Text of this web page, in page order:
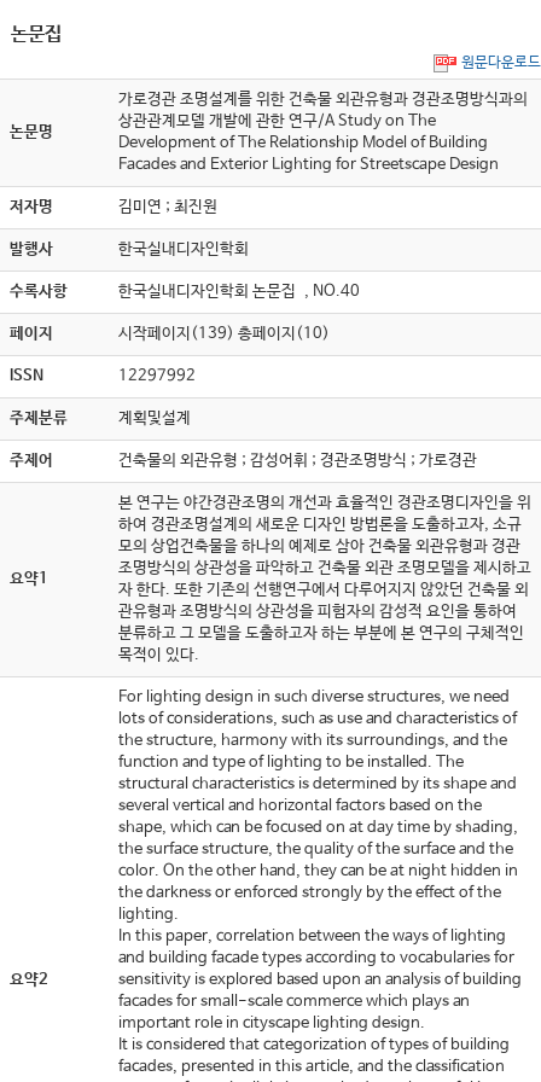
논문집
원문다운로드
논문명
가로경관 조명설계를 위한 건축물 외관유형과 경관조명방식과의
상관관계모델 개발에 관한 연구/A Study on The
Development of The Relationship Model of Building
Facades and Exterior Lighting for Streetscape Design
저자명 김미연 ; 최진원
발행사 한국실내디자인학회
수록사항 한국실내디자인학회 논문집 , NO.40
페이지 시작페이지(139) 총페이지(10)
ISSN 12297992
주제분류 계획및설계
주제어 건축물의 외관유형 ; 감성어휘 ; 경관조명방식 ; 가로경관
요약1
본 연구는 야간경관조명의 개선과 효율적인 경관조명디자인을 위
하여 경관조명설계의 새로운 디자인 방법론을 도출하고자, 소규
모의 상업건축물을 하나의 예제로 삼아 건축물 외관유형과 경관
조명방식의 상관성을 파악하고 건축물 외관 조명모델을 제시하고
자 한다. 또한 기존의 선행연구에서 다루어지지 않았던 건축물 외
관유형과 조명방식의 상관성을 피험자의 감성적 요인을 통하여
분류하고 그 모델을 도출하고자 하는 부분에 본 연구의 구체적인
목적이 있다.
요약2
For lighting design in such diverse structures, we need
lots of considerations, such as use and characteristics of
the structure, harmony with its surroundings, and the
function and type of lighting to be installed. The
structural characteristics is determined by its shape and
several vertical and horizontal factors based on the
shape, which can be focused on at day time by shading,
the surface structure, the quality of the surface and the
color. On the other hand, they can be at night hidden in
the darkness or enforced strongly by the effect of the
lighting.
In this paper, correlation between the ways of lighting
and building facade types according to vocabularies for
sensitivity is explored based upon an analysis of building
facades for small-scale commerce which plays an
important role in cityscape lighting design.
It is considered that categorization of types of building
facades, presented in this article, and the classification